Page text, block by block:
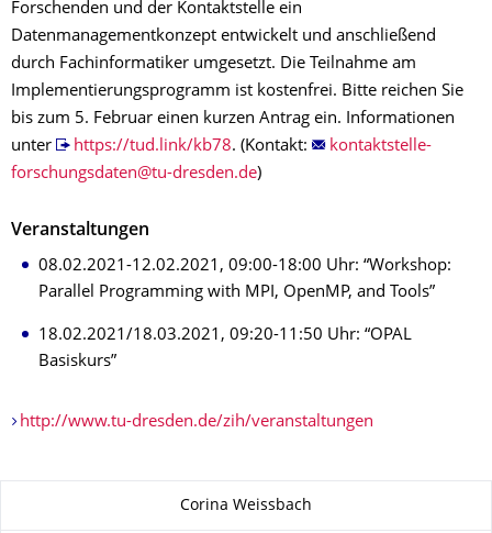
Forschenden und der Kontaktstelle ein
Datenmanagementkonzept entwickelt und anschließend
durch Fachinformatiker umgesetzt. Die Teilnahme am
Implementierungsprogramm ist kostenfrei. Bitte reichen Sie
bis zum 5. Februar einen kurzen Antrag ein. Informationen
unter
https://tud.link/kb78. (Kontakt:
)
Veranstaltungen
08.02.2021-12.02.2021, 09:00-18:00 Uhr: “Workshop:
Parallel Programming with MPI, OpenMP, and Tools”
18.02.2021/18.03.2021, 09:20-11:50 Uhr: “OPAL
Basiskurs”
http://www.tu-dresden.de/zih/veranstaltungen
Corina Weissbach